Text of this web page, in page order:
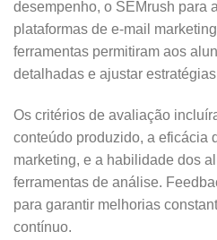
desempenho, o SEMrush para
plataformas de e-mail
ferramentas permitiram aos
detalhadas e ajustar
Os critérios de avaliação
conteúdo produzido, a eficácia
marketing, e a habilidade dos
ferramentas de análise.
para garantir melhorias
contínuo.